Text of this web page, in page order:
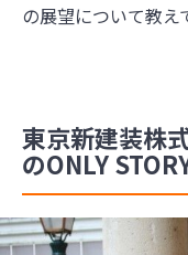
の展望について教え
東京新建装
のONLY